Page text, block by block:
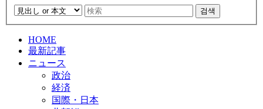
검색
HOME
最新記事
ニュース
政治
経済
国際・日本